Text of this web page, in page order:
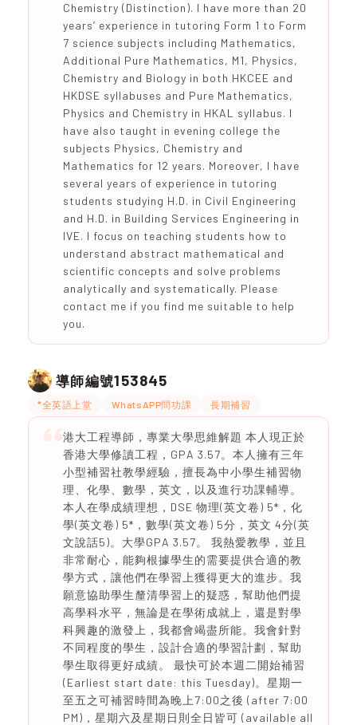
Chemistry (Distinction). I have more than 20
years’ experience in tutoring Form 1 to Form
7 science subjects including Mathematics,
Additional Pure Mathematics, M1, Physics,
Chemistry and Biology in both HKCEE and
HKDSE syllabuses and Pure Mathematics,
Physics and Chemistry in HKAL syllabus. I
have also taught in evening college the
subjects Physics, Chemistry and
Mathematics for 12 years. Moreover, I have
several years of experience in tutoring
students studying H.D. in Civil Engineering
and H.D. in Building Services Engineering in
IVE. I focus on teaching students how to
understand abstract mathematical and
scientific concepts and solve problems
analytically and systematically. Please
contact me if you find me suitable to help
you.
導師編號153845
*全英語上堂 WhatsAPP問功課 長期補習
港大工程導師，專業大學思維解題 本人現正於
香港大學修讀工程，GPA 3.57。本人擁有三年
小型補習社教學經驗，擅長為中小學生補習物
理、化學、數學，英文，以及進行功課輔導。
本人在學成績理想，DSE 物理(英文卷) 5*，化
學(英文卷) 5*，數學(英文卷) 5分，英文 4分(英
文說話5)。大學GPA 3.57。 我熱愛教學，並且
非常耐心，能夠根據學生的需要提供合適的教
學方式，讓他們在學習上獲得更大的進步。我
願意協助學生釐清學習上的疑惑，幫助他們提
高學科水平，無論是在學術成就上，還是對學
科興趣的激發上，我都會竭盡所能。我會針對
不同程度的學生，設計合適的學習計劃，幫助
學生取得更好成績。 最快可於本週二開始補習
(Earliest start date: this Tuesday)。星期一
至五之可補習時間為晚上7:00之後 (after 7:00
PM)，星期六及星期日則全日皆可 (available all